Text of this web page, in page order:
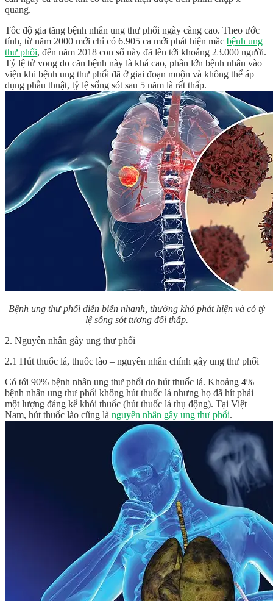
quang.
Tốc độ gia tăng bệnh nhân ung thư phổi ngày càng cao. Theo ước
tính, từ năm 2000 mới chỉ có 6.905 ca mới phát hiện mắc bệnh ung
thư phổi, đến năm 2018 con số này đã lên tới khoảng 23.000 người.
Tỷ lệ tử vong do căn bệnh này là khá cao, phần lớn bệnh nhân vào
viện khi bệnh ung thư phổi đã ở giai đoạn muộn và không thể áp
dụng phẫu thuật, tỷ lệ sống sót sau 5 năm là rất thấp.
Bệnh ung thư phổi diễn biến nhanh, thường khó phát hiện và có tỷ
lệ sống sót tương đối thấp.
2. Nguyên nhân gây ung thư phổi
2.1 Hút thuốc lá, thuốc lào – nguyên nhân chính gây ung thư phổi
Có tới 90% bệnh nhân ung thư phổi do hút thuốc lá. Khoảng 4%
bệnh nhân ung thư phổi không hút thuốc lá nhưng họ đã hít phải
một lượng đáng kể khói thuốc (hút thuốc lá thụ động). Tại Việt
Nam, hút thuốc lào cũng là nguyên nhân gây ung thư phổi.